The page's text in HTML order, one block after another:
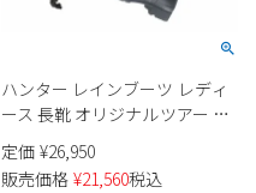
ハンター レインブーツ レディ
ース 長靴 オリジナルツアー ブ
ーツ 防水 防滑 WFT2210RMA ネ
イビー HUNTER
定価 ¥26,950
販売価格 ¥21,560税込